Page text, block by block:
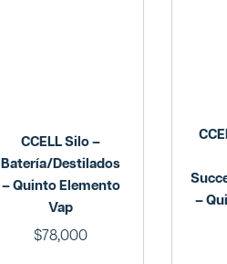
CCELL Silo –
Batería/Destilados
– Quinto Elemento
Vap
$78,000
–